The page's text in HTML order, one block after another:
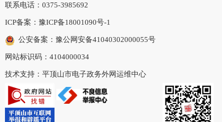
联系电话：0375-3985692
ICP备案： 豫ICP备18001090号-1
公安备案：豫公网安备41040302000055号
网站标识码：4104000034
技术支持：平顶山市电子政务外网运维中心